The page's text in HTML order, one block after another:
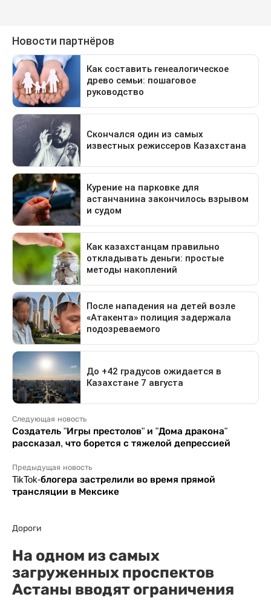
Следующая новость
Создатель "Игры престолов" и "Дома дракона"
рассказал, что борется с тяжелой депрессией
Предыдущая новость
TikTok-блогера застрелили во время прямой
трансляции в Мексике
Дороги
На одном из самых
загруженных проспектов
Астаны вводят ограничения